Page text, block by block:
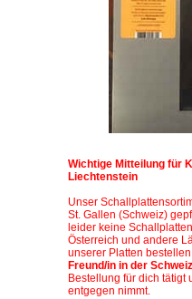
Wichtige Mitteilung für
Liechtenstein
Unser
St. Gallen (Schweiz)
leider keine
Österreich und andere
unserer Platten
Freund/in in der
Bestellung für dich tätigt
entgegen nimmt.